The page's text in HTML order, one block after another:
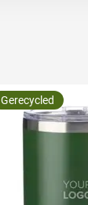
Gerecycled